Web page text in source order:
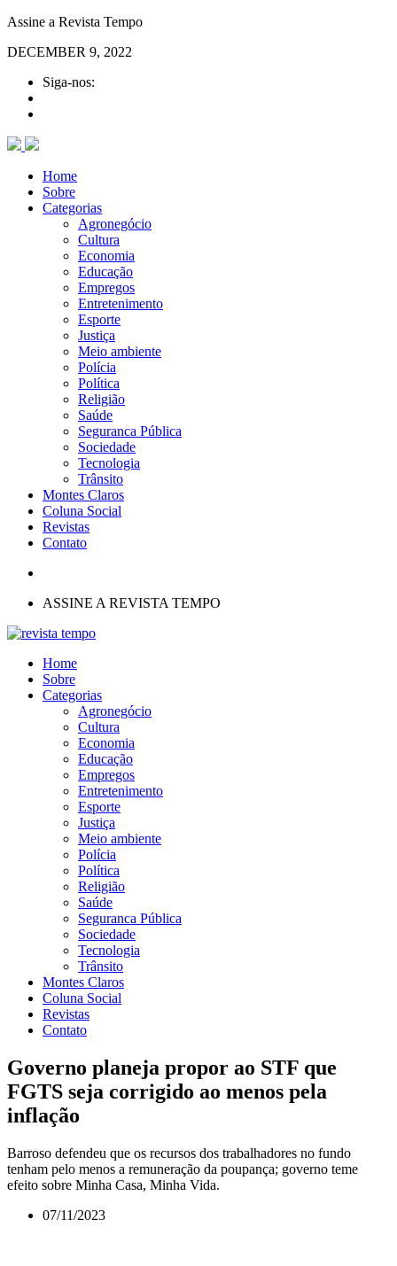
Assine a Revista Tempo
DECEMBER 9, 2022
Siga-nos:
Home
Sobre
Categorias
Agronegócio
Cultura
Economia
Educação
Empregos
Entretenimento
Esporte
Justiça
Meio ambiente
Polícia
Política
Religião
Saúde
Seguranca Pública
Sociedade
Tecnologia
Trânsito
Montes Claros
Coluna Social
Revistas
Contato
ASSINE A REVISTA TEMPO
Home
Sobre
Categorias
Agronegócio
Cultura
Economia
Educação
Empregos
Entretenimento
Esporte
Justiça
Meio ambiente
Polícia
Política
Religião
Saúde
Seguranca Pública
Sociedade
Tecnologia
Trânsito
Montes Claros
Coluna Social
Revistas
Contato
Governo planeja propor ao STF que
FGTS seja corrigido ao menos pela
inflação
Barroso defendeu que os recursos dos trabalhadores no fundo
tenham pelo menos a remuneração da poupança; governo teme
efeito sobre Minha Casa, Minha Vida.
07/11/2023